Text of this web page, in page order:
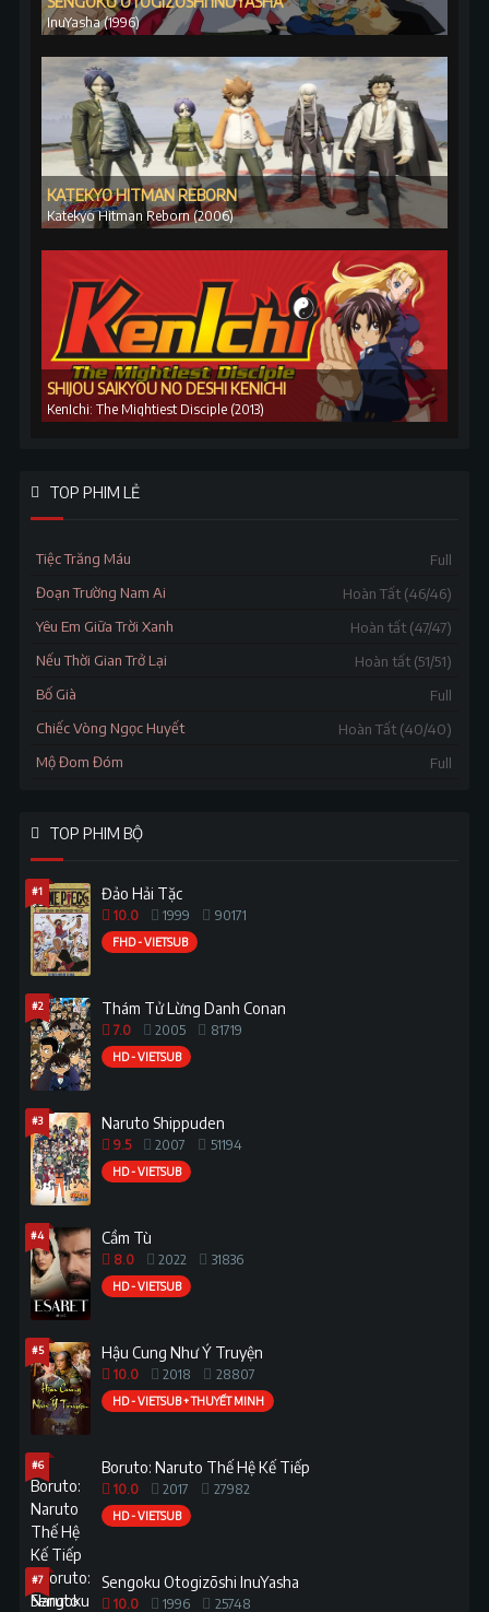
InuYasha (1996)
KATEKYO HITMAN REBORN
Katekyo Hitman Reborn (2006)
SHIJOU SAIKYOU NO DESHI KENICHI
KenIchi: The Mightiest Disciple (2013)
TOP PHIM LẺ
Tiệc Trăng Máu
Full
Đoạn Trường Nam Ai
Hoàn Tất (46/46)
Yêu Em Giữa Trời Xanh
Hoàn tất (47/47)
Nếu Thời Gian Trở Lại
Hoàn tất (51/51)
Bố Già
Full
Chiếc Vòng Ngọc Huyết
Hoàn Tất (40/40)
Mộ Đom Đóm
Full
TOP PHIM BỘ
#1 Đảo Hải Tặc
10.0 1999 90171
FHD - VIETSUB
#2 Thám Tử Lừng Danh Conan
7.0 2005 81719
HD - VIETSUB
#3 Naruto Shippuden
9.5 2007 51194
HD - VIETSUB
#4 Cầm Tù
8.0 2022 31836
HD - VIETSUB
#5 Hậu Cung Như Ý Truyện
10.0 2018 28807
HD - VIETSUB + THUYẾT MINH
#6 Boruto: Naruto Thế Hệ Kế Tiếp
10.0 2017 27982
HD - VIETSUB
#7 Sengoku Otogizōshi InuYasha
10.0 1996 25748